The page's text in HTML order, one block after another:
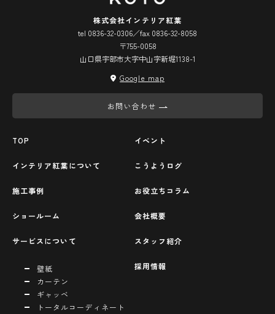
株式会社インテリア紅葉
tel 0836-32-0306／fax 0836-32-8058
〒755-0058
山口県宇部市大字中山字新堀1138-1
Google map
お問い合わせ
TOP
インテリア紅葉について
施工事例
ショールーム
サービスについて
壁紙
カーテン
ギャッベ
トータルコーディネート
イベント
こうようログ
お役立ちコラム
会社概要
スタッフ紹介
採用情報